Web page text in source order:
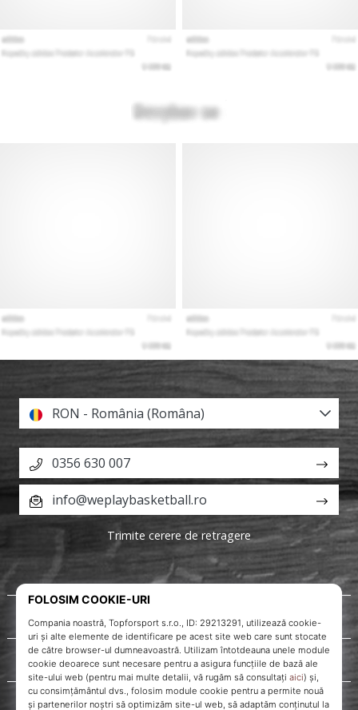
Despre noi
Servicii clienți
RON - România (Româna)
0356 630 007
info@weplaybasketball.ro
Trimite cerere de retragere